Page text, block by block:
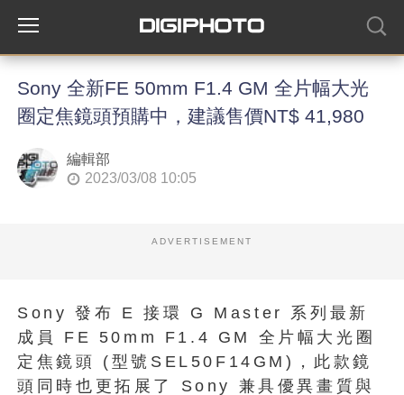
Sony 全新FE 50mm F1.4 GM 全片幅大光
圈定焦鏡頭預購中，建議售價NT$ 41,980
編輯部
2023/03/08 10:05
ADVERTISEMENT
Sony 發布 E 接環 G Master 系列最新
成員 FE 50mm F1.4 GM 全片幅大光圈
定焦鏡頭 (型號SEL50F14GM)，此款鏡
頭同時也更拓展了 Sony 兼具優異畫質與